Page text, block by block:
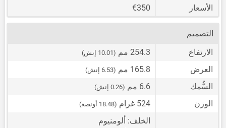
الأسعار
€350
التصميم
الارتفاع
254.3 مم (10.01 إنش)
العرض 165.8 مم (6.53 إنش)
السُّمك 6.6 مم (0.26 إنش)
الوزن 524 غرام (18.48 أونصة)
الخلف: ألومنيوم